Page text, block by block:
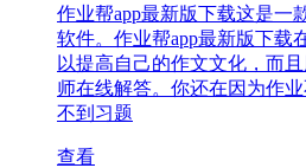
作业帮app最新版下载这是一
软件。作业帮app最新版下载
以提高自己的作文文化，而
师在线解答。你还在因为作
不到习题
查看